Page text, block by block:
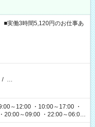
働3時間5,120円のお仕事あ
/ …
～12:00 ・10:00～17:00 ・
20:00～09:00 ・22:00～06:00